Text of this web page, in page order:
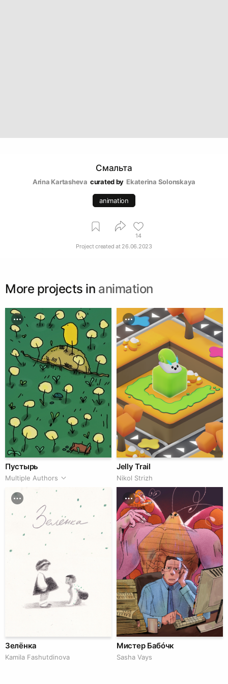
Смальта
Arina Kartasheva curated by Ekaterina Solonskaya
animation
14
Project created at 26.06.2023
More projects in animation
Пустырь
Multiple Authors
Jelly Trail
Nikol Strizh
Зелёнка
Kamila Fashutdinova
Мистер Бабóчк
Sasha Vays